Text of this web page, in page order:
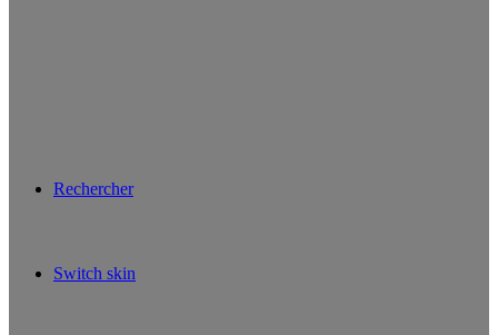
Rechercher
Switch skin